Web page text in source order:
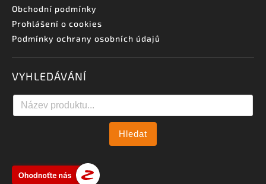
Obchodní podmínky
Prohlášení o cookies
Podmínky ochrany osobních údajů
VYHLEDÁVÁNÍ
Hledat